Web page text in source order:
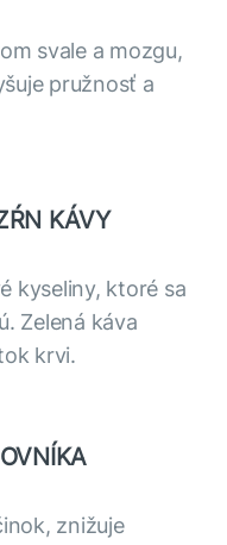
svale a mozgu,
pružnosť a
KÁVY
kyseliny, ktoré sa
Zelená káva
krvi.
znižuje